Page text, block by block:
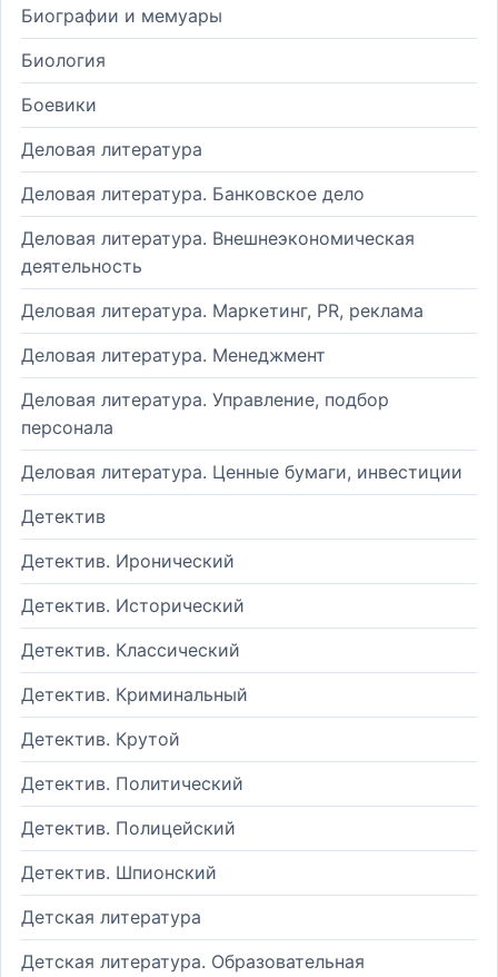
Биографии и мемуары
Биология
Боевики
Деловая литература
Деловая литература. Банковское дело
Деловая литература. Внешнеэкономическая
деятельность
Деловая литература. Маркетинг, PR, реклама
Деловая литература. Менеджмент
Деловая литература. Управление, подбор
персонала
Деловая литература. Ценные бумаги, инвестиции
Детектив
Детектив. Иронический
Детектив. Исторический
Детектив. Классический
Детектив. Криминальный
Детектив. Крутой
Детектив. Политический
Детектив. Полицейский
Детектив. Шпионский
Детская литература
Детская литература. Образовательная